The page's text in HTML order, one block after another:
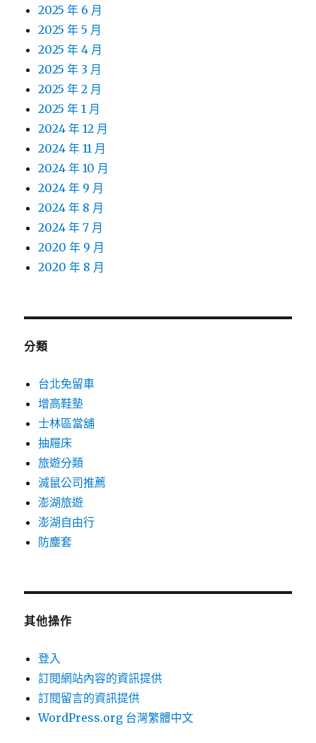
2025 年 6 月
2025 年 5 月
2025 年 4 月
2025 年 3 月
2025 年 2 月
2025 年 1 月
2024 年 12 月
2024 年 11 月
2024 年 10 月
2024 年 9 月
2024 年 8 月
2024 年 7 月
2020 年 9 月
2020 年 8 月
分類
台北免留車
增高鞋墊
士林區當舖
抽屜床
旅遊分類
滅鼠公司推薦
澎湖旅遊
澎湖自由行
防塵套
其他操作
登入
訂閱網站內容的資訊提供
訂閱留言的資訊提供
WordPress.org 台灣繁體中文